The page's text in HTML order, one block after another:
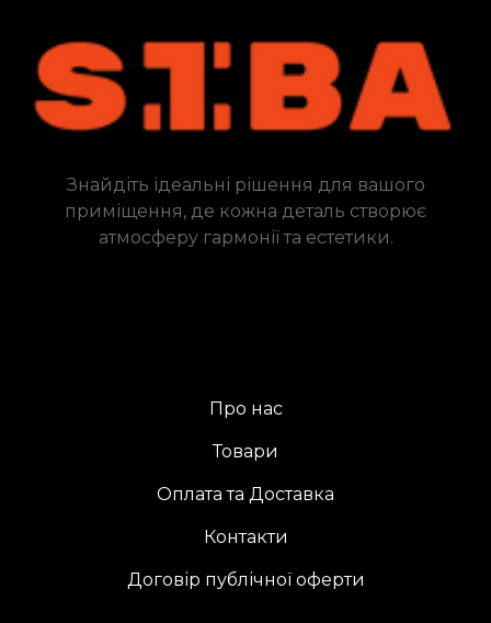
Знайдіть ідеальні рішення для вашого
приміщення, де кожна деталь створює
атмосферу гармонії та естетики.
Про нас
Товари
Оплата та Доставка
Контакти
Договір публічної оферти